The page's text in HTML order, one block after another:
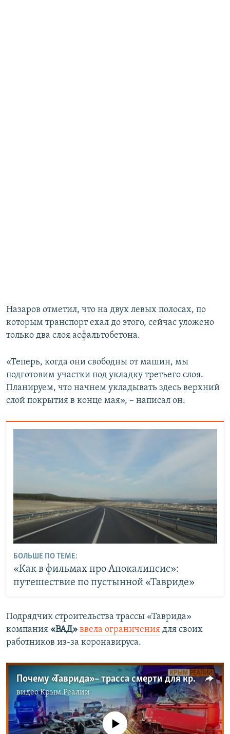
Назаров отметил, что на двух левых полосах, по
которым транспорт ехал до этого, сейчас уложено
только два слоя асфальтобетона.
«Теперь, когда они свободны от машин, мы
подготовим участки под укладку третьего слоя.
Планируем, что начнем укладывать здесь верхний
слой покрытия в конце мая», – написал он.
БОЛЬШЕ ПО ТЕМЕ:
«Как в фильмах про Апокалипсис»:
путешествие по пустынной «Тавриде»
Подрядчик строительства трассы «Таврида»
компания «ВАД» ввела ограничения для своих
работников из-за коронавируса.
Почему «Таврида» – трасса смерти для крымчан? | Крым.Реалии ТВ (видео)
видеоКрым.Реалии
No media source currently available